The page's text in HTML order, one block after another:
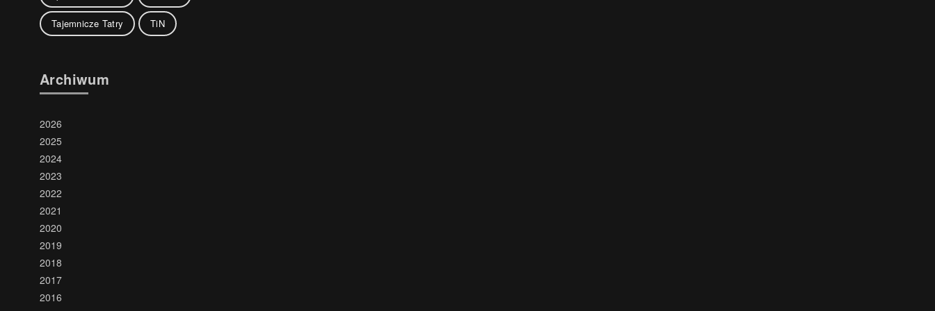
Tajemnicze Tatry TiN
Archiwum
2026
2025
2024
2023
2022
2021
2020
2019
2018
2017
2016